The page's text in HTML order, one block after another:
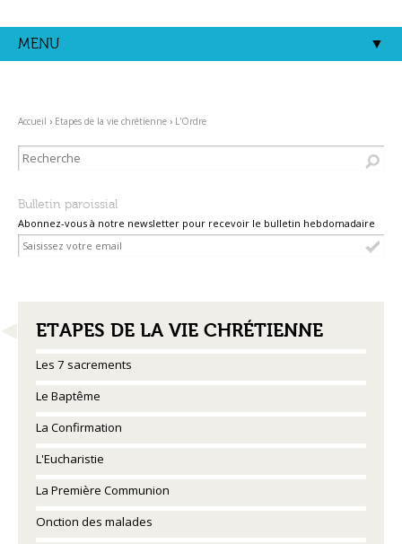
contenu.
|
MENU
Accueil › Etapes de la vie chrétienne › L'Ordre
Bulletin paroissial
Abonnez-vous à notre newsletter pour recevoir le bulletin hebdomadaire
NAVIGATION
ETAPES DE LA VIE CHRÉTIENNE
Les 7 sacrements
Le Baptême
La Confirmation
L'Eucharistie
La Première Communion
Onction des malades